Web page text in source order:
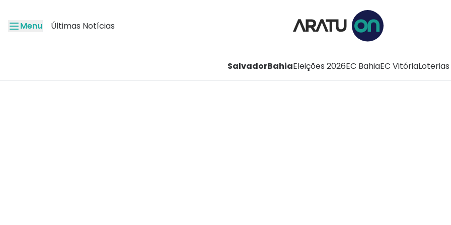
Menu Últimas Notícias
SalvadorBahiaEleições 2026EC BahiaEC VitóriaLoterias